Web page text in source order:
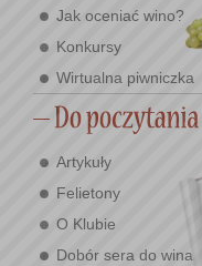
Jak oceniać wino?
Konkursy
Wirtualna piwniczka
Artykuły
Felietony
O Klubie
Dobór sera do wina